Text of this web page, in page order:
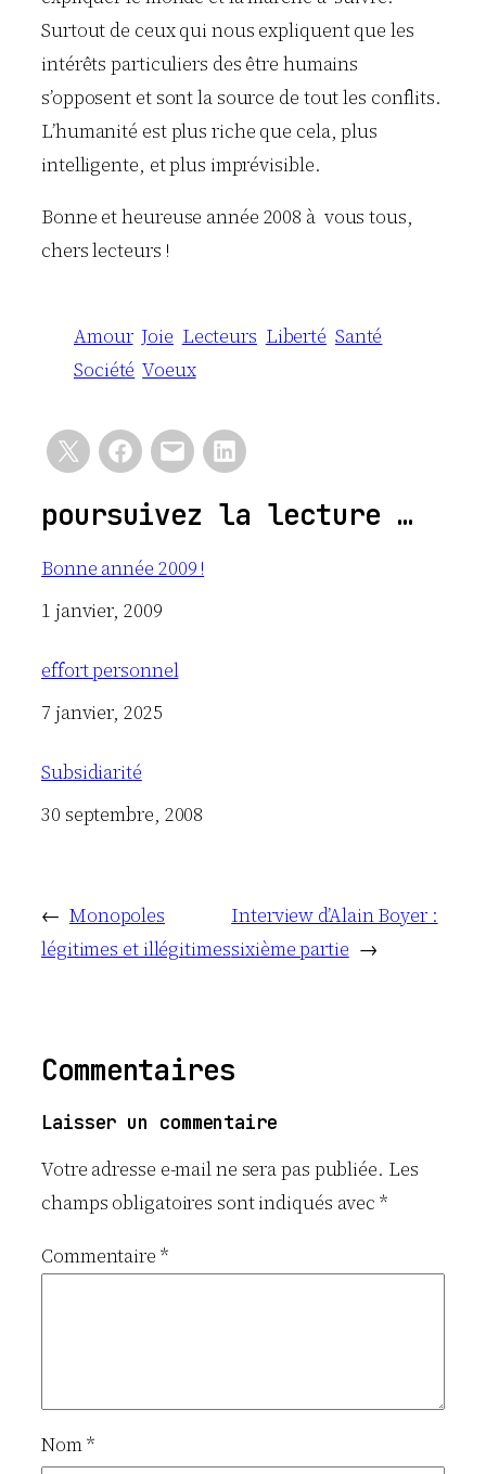
Surtout de ceux qui nous expliquent que les
intérêts particuliers des être humains
s’opposent et sont la source de tout les conflits.
L’humanité est plus riche que cela, plus
intelligente, et plus imprévisible.
Bonne et heureuse année 2008 à vous tous,
chers lecteurs !
Amour Joie Lecteurs Liberté Santé
Société Voeux
poursuivez la lecture …
Bonne année 2009 !
Date
1 janvier, 2009
effort personnel
Date
7 janvier, 2025
Subsidiarité
Date
30 septembre, 2008
← Monopoles
légitimes et illégitimes
Interview d’Alain Boyer :
sixième partie →
Commentaires
Laisser un commentaire
Votre adresse e-mail ne sera pas publiée. Les
champs obligatoires sont indiqués avec*
Commentaire *
Nom*